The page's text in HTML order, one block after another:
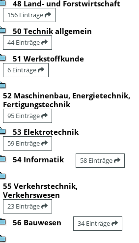
48 Land- und Forstwirtschaft
156 Einträge
50 Technik allgemein
44 Einträge
51 Werkstoffkunde
6 Einträge
52 Maschinenbau, Energietechnik,
Fertigungstechnik
95 Einträge
53 Elektrotechnik
59 Einträge
54 Informatik 58 Einträge
55 Verkehrstechnik,
Verkehrswesen
23 Einträge
56 Bauwesen 34 Einträge